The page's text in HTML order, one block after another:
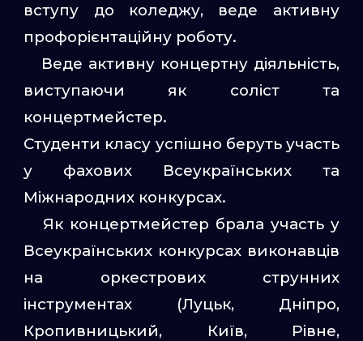
вступу до коледжу, веде активну
профорієнтаційну роботу.
Веде активну концертну діяльність,
виступаючи як соліст та
концертмейстер.
Студенти класу успішно беруть участь
у фахових Всеукраїнських та
Міжнародних конкурсах.
Як концертмейстер брала участь у
Всеукраїнських конкурсах виконавців
на оркестрових струнних
інструментах (Луцьк, Дніпро,
Кропивницький, Київ, Рівне,